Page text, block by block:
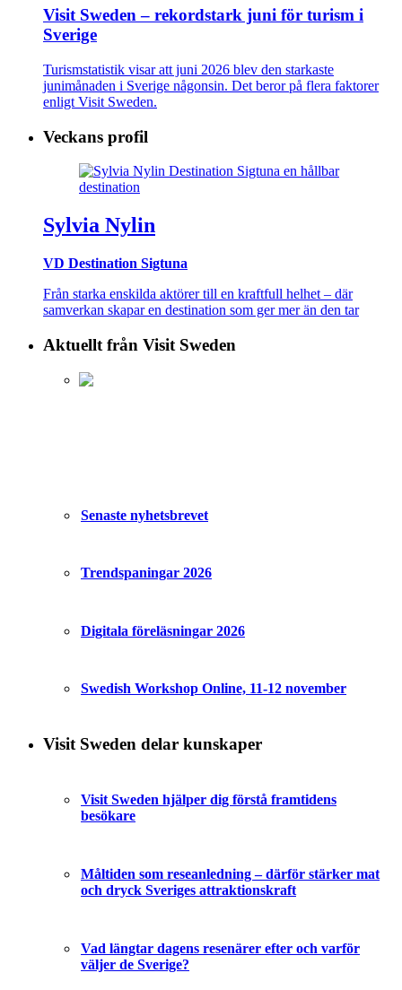
Visit Sweden – rekordstark juni för turism i
Sverige
Turismstatistik visar att juni 2026 blev den starkaste
junimånaden i Sverige någonsin. Det beror på flera faktorer
enligt Visit Sweden.
Veckans profil
Sylvia Nylin
VD Destination Sigtuna
Från starka enskilda aktörer till en kraftfull helhet – där
samverkan skapar en destination som ger mer än den tar
Aktuellt från Visit Sweden
Senaste nyhetsbrevet
Trendspaningar 2026
Digitala föreläsningar 2026
Swedish Workshop Online, 11-12 november
Visit Sweden delar kunskaper
Visit Sweden hjälper dig förstå framtidens
besökare
Måltiden som reseanledning – därför stärker mat
och dryck Sveriges attraktionskraft
Vad längtar dagens resenärer efter och varför
väljer de Sverige?